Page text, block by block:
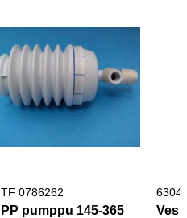
TF 0786262
PP pumppu 145-365